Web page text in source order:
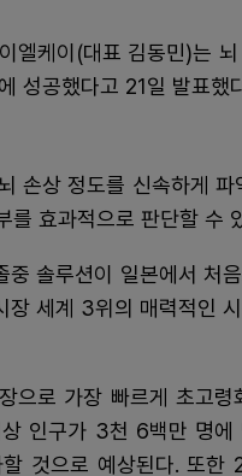
엘케이(대표 김동민)는
성공했다고 21일 발표했
손상 정도를 신속하게 파
를 효과적으로 판단할 수
솔루션이 일본에서 처
장 세계 3위의 매력적인
으로 가장 빠르게 초고령
인구가 3천 6백만 명에
것으로 예상된다. 또한